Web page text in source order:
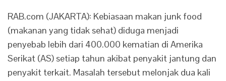
RAB.com (JAKARTA): Kebiasaan makan junk food
(makanan yang tidak sehat) diduga menjadi
penyebab lebih dari 400.000 kematian di Amerika
Serikat (AS) setiap tahun akibat penyakit jantung dan
penyakit terkait. Masalah tersebut melonjak dua kali